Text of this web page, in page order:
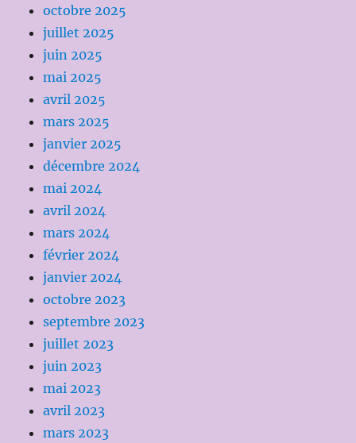
octobre 2025
juillet 2025
juin 2025
mai 2025
avril 2025
mars 2025
janvier 2025
décembre 2024
mai 2024
avril 2024
mars 2024
février 2024
janvier 2024
octobre 2023
septembre 2023
juillet 2023
juin 2023
mai 2023
avril 2023
mars 2023